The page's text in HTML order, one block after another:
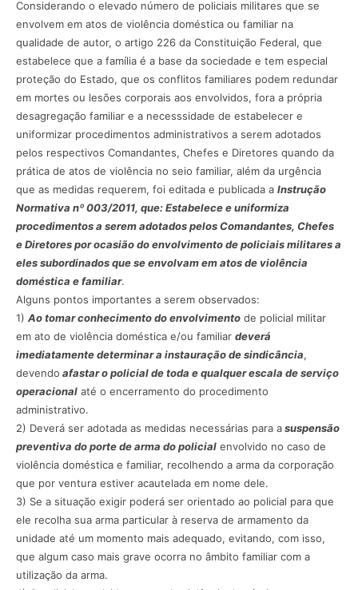
Considerando o elevado número de policiais militares que se
envolvem em atos de violência doméstica ou familiar na
qualidade de autor, o artigo 226 da Constituição Federal, que
estabelece que a família é a base da sociedade e tem especial
proteção do Estado, que os conflitos familiares podem redundar
em mortes ou lesões corporais aos envolvidos, fora a própria
desagregação familiar e a necesssidade de estabelecer e
uniformizar procedimentos administrativos a serem adotados
pelos respectivos Comandantes, Chefes e Diretores quando da
prática de atos de violência no seio familiar, além da urgência
que as medidas requerem, foi editada e publicada a Instrução
Normativa nº 003/2011, que: Estabelece e uniformiza
procedimentos a serem adotados pelos Comandantes, Chefes
e Diretores por ocasião do envolvimento de policiais militares a
eles subordinados que se envolvam em atos de violência
doméstica e familiar.
Alguns pontos importantes a serem observados:
1) Ao tomar conhecimento do envolvimento de policial militar
em ato de violência doméstica e/ou familiar deverá
imediatamente determinar a instauração de sindicância,
devendo afastar o policial de toda e qualquer escala de serviço
operacional até o encerramento do procedimento
administrativo.
2) Deverá ser adotada as medidas necessárias para asuspensão
preventiva do porte de arma do policial envolvido no caso de
violência doméstica e familiar, recolhendo a arma da corporação
que por ventura estiver acautelada em nome dele.
3) Se a situação exigir poderá ser orientado ao policial para que
ele recolha sua arma particular à reserva de armamento da
unidade até um momento mais adequado, evitando, com isso,
que algum caso mais grave ocorra no âmbito familiar com a
utilização da arma.